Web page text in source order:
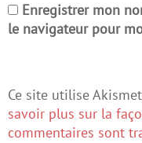
Enregistrer mon
le navigateur pour
Ce site utilise
savoir plus sur la
commentaires sont